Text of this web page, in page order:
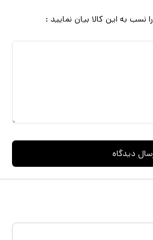
نسب به این کالا بیان نمایید :
دیدگاه